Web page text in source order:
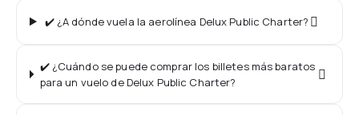
✔️ ¿A dónde vuela la aerolínea Delux Public Charter?
✔️ ¿Cuándo se puede comprar los billetes más baratos
para un vuelo de Delux Public Charter?